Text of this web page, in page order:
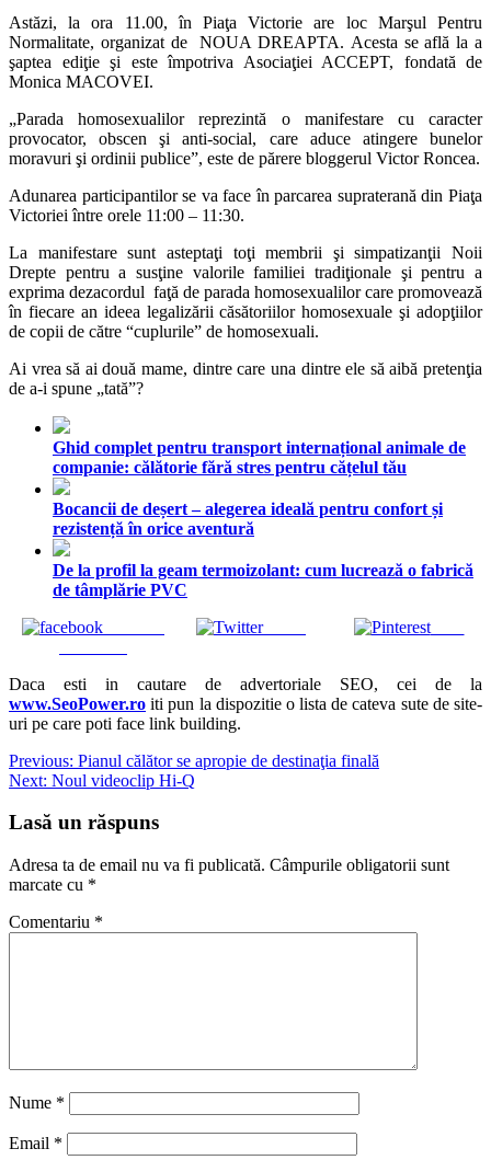
Astăzi, la ora 11.00, în Piaţa Victorie are loc Marşul Pentru
Normalitate, organizat de NOUA DREAPTA. Acesta se află la a
şaptea ediţie şi este împotriva Asociaţiei ACCEPT, fondată de
Monica MACOVEI.
„Parada homosexualilor reprezintă o manifestare cu caracter
provocator, obscen şi anti-social, care aduce atingere bunelor
moravuri şi ordinii publice”, este de părere bloggerul Victor Roncea.
Adunarea participantilor se va face în parcarea supraterană din Piaţa
Victoriei între orele 11:00 – 11:30.
La manifestare sunt asteptaţi toţi membrii şi simpatizanţii Noii
Drepte pentru a susţine valorile familiei tradiţionale şi pentru a
exprima dezacordul faţă de parada homosexualilor care promovează
în fiecare an ideea legalizării căsătoriilor homosexuale şi adopţiilor
de copii de către “cuplurile” de homosexuali.
Ai vrea să ai două mame, dintre care una dintre ele să aibă pretenţia
de a-i spune „tată”?
Ghid complet pentru transport internațional animale de
companie: călătorie fără stres pentru cățelul tău
Bocancii de deșert – alegerea ideală pentru confort și
rezistență în orice aventură
De la profil la geam termoizolant: cum lucrează o fabrică
de tâmplărie PVC
Tweet Save
Daca esti in cautare de advertoriale SEO, cei de la
www.SeoPower.ro iti pun la dispozitie o lista de cateva sute de site-
uri pe care poti face link building.
Navigare
în
articole
Previous: Pianul călător se apropie de destinaţia finală
Next: Noul videoclip Hi-Q
Lasă un răspuns
Adresa ta de email nu va fi publicată. Câmpurile obligatorii sunt
marcate cu *
Comentariu *
Nume *
Email *